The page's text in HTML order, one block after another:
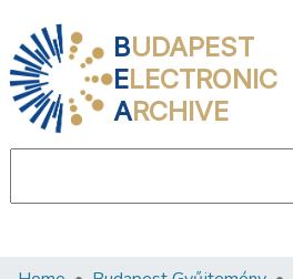
BUDAPEST
ELECTRONIC
ARCHIVE